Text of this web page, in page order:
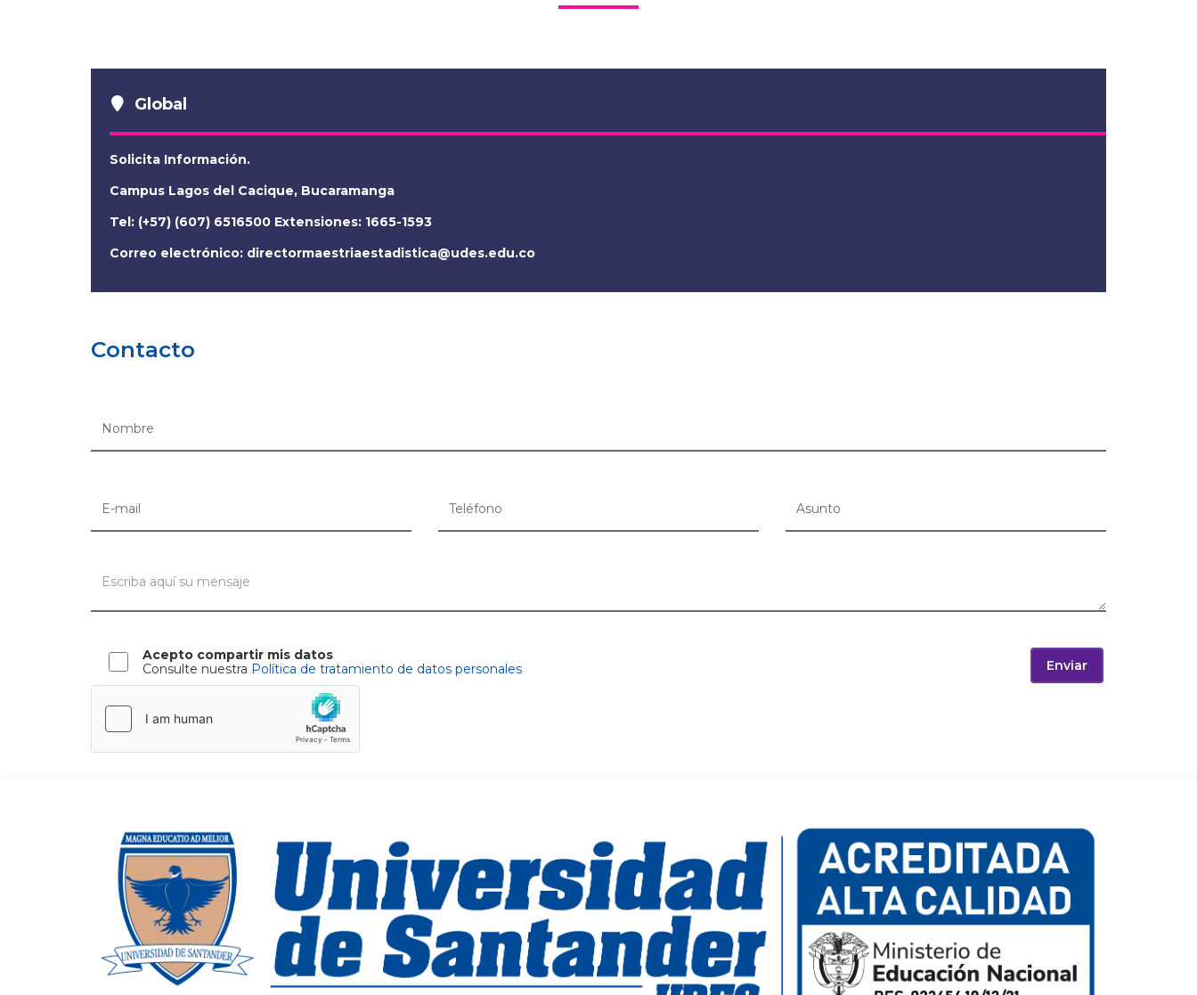
Global
Solicita Información.
Campus Lagos del Cacique, Bucaramanga
Tel: (+57) (607) 6516500 Extensiones: 1665-1593
Correo electrónico: directormaestriaestadistica@udes.edu.co
Contacto
Acepto compartir mis datos
Consulte nuestra Política de tratamiento de datos personales Enviar